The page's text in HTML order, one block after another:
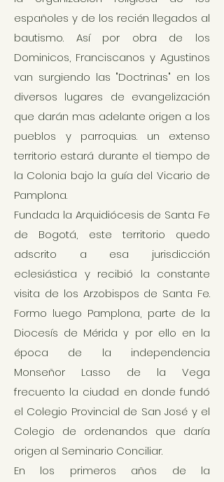
españoles y de los recién llegados al
bautismo. Así por obra de los
Dominicos, Franciscanos y Agustinos
van surgiendo las "Doctrinas" en los
diversos lugares de evangelización
que darán mas adelante origen a los
pueblos y parroquias. un extenso
territorio estará durante el tiempo de
la Colonia bajo la guía del Vicario de
Pamplona.
Fundada la Arquidiócesis de Santa Fe
de Bogotá, este territorio quedo
adscrito a esa jurisdicción
eclesiástica y recibió la constante
visita de los Arzobispos de Santa Fe.
Formo luego Pamplona, parte de la
Diocesís de Mérida y por ello en la
época de la independencia
Monseñor Lasso de la Vega
frecuento la ciudad en donde fundó
el Colegio Provincial de San José y el
Colegio de ordenandos que daría
origen al Seminario Conciliar.
En los primeros años de la